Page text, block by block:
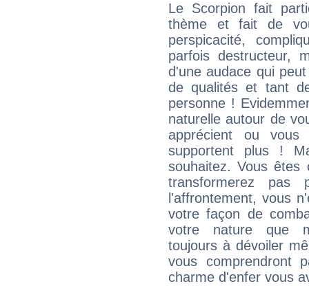
Le Scorpion fait
thème et fait de
perspicacité,
parfois destructeur,
d'une audace qui
de qualités et tant
personne !
naturelle autour de
apprécient ou
supportent plus !
souhaitez. Vous
transformerez
l'affrontement, vous
votre façon de
votre nature que
toujours à dévoiler
vous comprendront
charme d'enfer vous